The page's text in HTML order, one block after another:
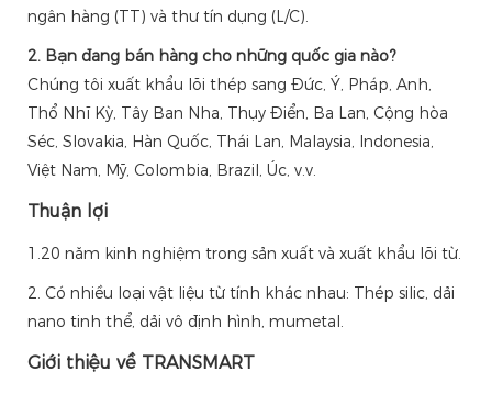
ngân hàng (TT) và thư tín dụng (L/C).
2. Bạn đang bán hàng cho những quốc gia nào?
Chúng tôi xuất khẩu lõi thép sang Đức, Ý, Pháp, Anh,
Thổ Nhĩ Kỳ, Tây Ban Nha, Thụy Điển, Ba Lan, Cộng hòa
Séc, Slovakia, Hàn Quốc, Thái Lan, Malaysia, Indonesia,
Việt Nam, Mỹ, Colombia, Brazil, Úc, v.v.
Thuận lợi
1.20 năm kinh nghiệm trong sản xuất và xuất khẩu lõi từ.
2. Có nhiều loại vật liệu từ tính khác nhau: Thép silic, dải
nano tinh thể, dải vô định hình, mumetal.
Giới thiệu về TRANSMART